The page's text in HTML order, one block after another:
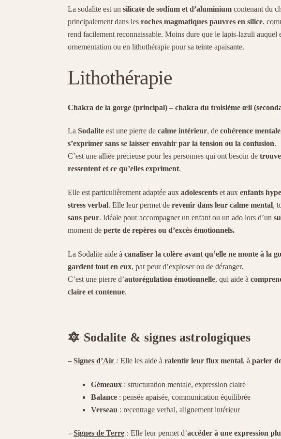
La sodalite est unsilicate de sodium et d’aluminium contenant du
principalement dans lesroches magmatiques pauvres en silice,
rend facilement reconnaissable. Moins dure que le lapis-lazuli
ornementation ou en lithothérapie pour sa teinte apaisante.
Lithothérapie
Chakra de la gorge(principal) –chakra du troisième œil
LaSodalite est une pierre decalme intérieur, decohérence mentale
s’exprimer sans se laisser envahir par la tension ou la confusion.
C’est une alliée précieuse pour les personnes qui ont besoin de
ressentent et ce qu’elles expriment.
Elle est particulièrement adaptée auxadolescents et auxenfants
stress verbal. Elle leur permet derevenir dans leur calme mental,
sans peur. Idéale pour accompagner un enfant ou un ado lors d’un
moment deperte de repères ou d’excès émotionnels.
La Sodalite aide àcanaliser la colère avant qu’elle ne monte à la
gardent tout en eux, par peur d’exploser ou de déranger.
C’est une pierre d’autorégulation émotionnelle, qui aide à
claire et contenue.
🔯 Sodalite & signes astrologiques
–Signes d’Air :Elle les aide àralentir leur flux mental, àparler
Gémeaux : structuration mentale, expression claire
Balance : pensée apaisée, communication équilibrée
Verseau : recentrage verbal, alignement intérieur
–Signes de Terre :Elle leur permet d’accéder à une expression